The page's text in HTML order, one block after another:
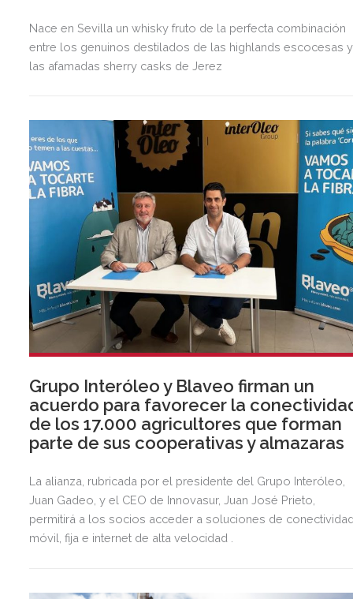
Nace en Sevilla un whisky fruto de la perfecta combinación
entre los genuinos destilados de las highlands escocesas y
las afamadas sherry casks de Jerez
Grupo Interóleo y Blaveo firman un
acuerdo para favorecer la
de los 17.000 agricultores que forman
parte de sus cooperativas y almazaras
La alianza, rubricada por el presidente del Grupo Interóleo,
Juan Gadeo, y el CEO de Innovasur, Juan José Prieto,
permitirá a los socios acceder a soluciones de
móvil, fija e internet de alta velocidad .